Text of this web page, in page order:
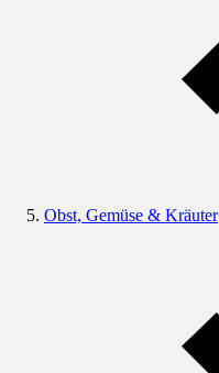
Obst, Gemüse & Kräuter